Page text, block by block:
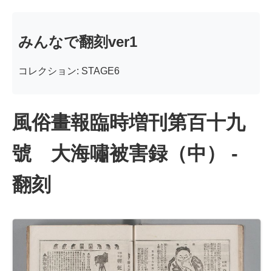
みんなで翻刻ver1
コレクション: STAGE6
風俗畫報臨時増刊第百十九
號 大海嘯被害録（中） -
翻刻